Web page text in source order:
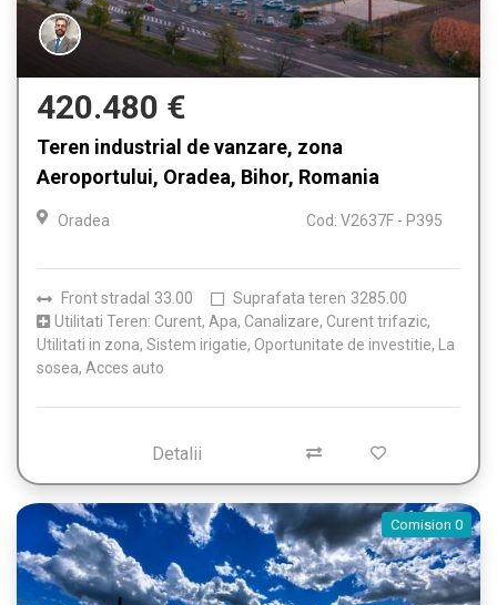
420.480 €
Teren industrial de vanzare, zona
Aeroportului, Oradea, Bihor, Romania
Oradea Cod: V2637F - P395
Front stradal 33.00 Suprafata teren 3285.00
Utilitati Teren: Curent, Apa, Canalizare, Curent trifazic,
Utilitati in zona, Sistem irigatie, Oportunitate de investitie, La
sosea, Acces auto
Detalii
Comision 0